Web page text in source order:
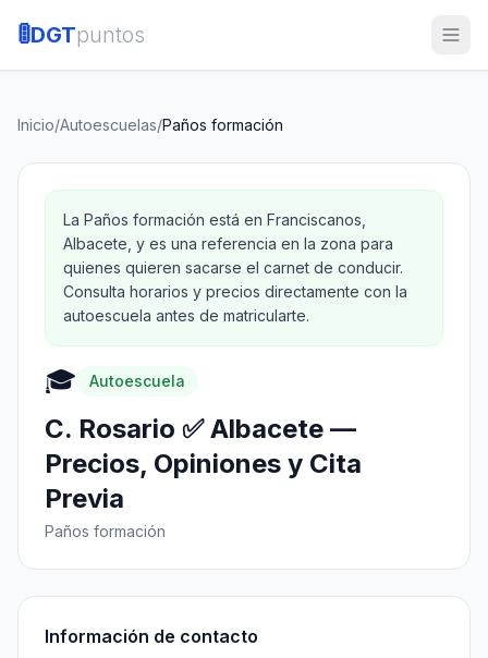
🚦DGTpuntos
Inicio/Autoescuelas/Paños formación
La Paños formación está en Franciscanos,
Albacete, y es una referencia en la zona para
quienes quieren sacarse el carnet de conducir.
Consulta horarios y precios directamente con la
autoescuela antes de matricularte.
🎓 Autoescuela
C. Rosario ✅ Albacete —
Precios, Opiniones y Cita
Previa
Paños formación
Información de contacto